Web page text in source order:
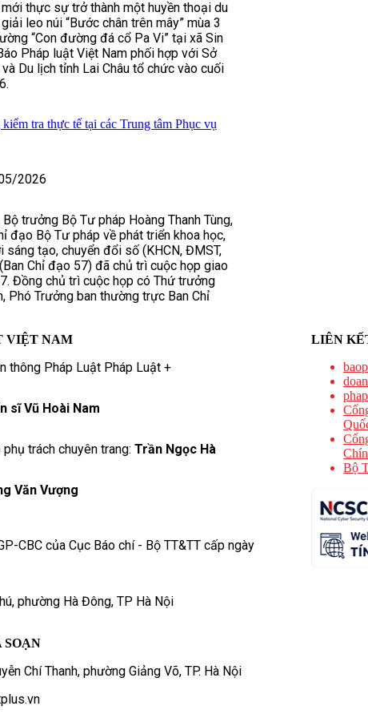
thực sự trở thành một huyền thoại du
leo núi “Bước chân trên mây” mùa 3
“Con đường đá cổ Pa Vi” tại xã Sin
Pháp luật Việt Nam phối hợp với Sở
Du lịch tỉnh Lai Châu tổ chức vào cuối
tra thực tế tại các Trung tâm Phục vụ
2026
trưởng Bộ Tư pháp Hoàng Thanh Tùng,
đạo Bộ Tư pháp về phát triển khoa học,
sáng tạo, chuyển đổi số (KHCN, ĐMST,
Chỉ đạo 57) đã chủ trì cuộc họp giao
Đồng chủ trì cuộc họp có Thứ trưởng
Phó Trưởng ban thường trực Ban Chỉ
VIỆT NAM
thông Pháp Luật Pháp Luật +
sĩ Vũ Hoài Nam
trách chuyên trang: Trần Ngọc Hà
Văn Vượng
CBC của Cục Báo chí - Bộ TT&TT cấp ngày
phường Hà Đông, TP Hà Nội
SOẠN
Chí Thanh, phường Giảng Võ, TP. Hà Nội
LIÊN
Bộ